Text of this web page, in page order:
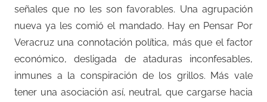
señales que no les son favorables. Una agrupación
nueva ya les comió el mandado. Hay en Pensar Por
Veracruz una connotación política, más que el factor
económico, desligada de ataduras inconfesables,
inmunes a la conspiración de los grillos. Más vale
tener una asociación así, neutral, que cargarse hacia